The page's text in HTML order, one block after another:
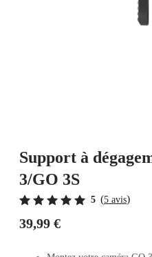
Support à
3/GO 3S
5 (5 avis)
39,99 €